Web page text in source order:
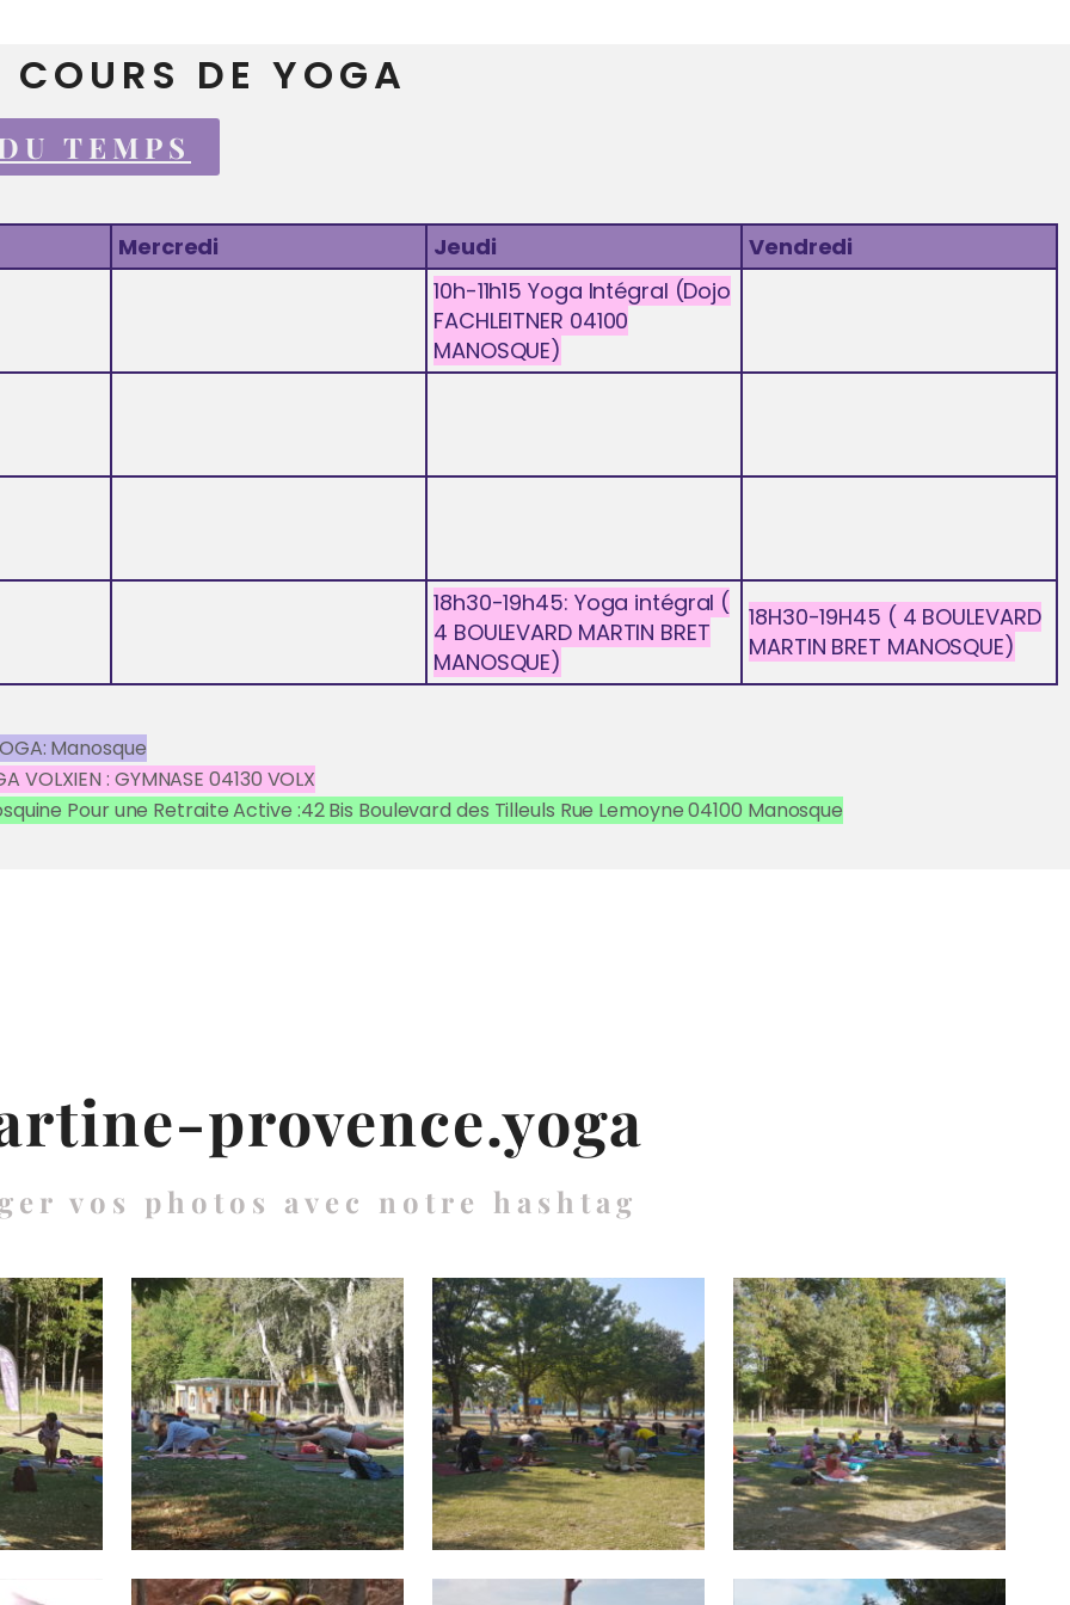
DE YOGA
TEMPS
Mercredi Jeudi
Vendredi
10h-11h15 Yoga Intégral (Dojo
FACHLEITNER 04100
MANOSQUE)
18h30-19h45: Yoga intégral (
4 BOULEVARD MARTIN BRET
MANOSQUE)
18H30-19H45 ( 4 BOULEVARD
MARTIN BRET MANOSQUE)
Manosque
VOLXIEN : GYMNASE 04130 VOLX
Pour une Retraite Active :42 Bis Boulevard des Tilleuls Rue Lemoyne 04100 Manosque
provence.yoga
vos photos avec notre hashtag